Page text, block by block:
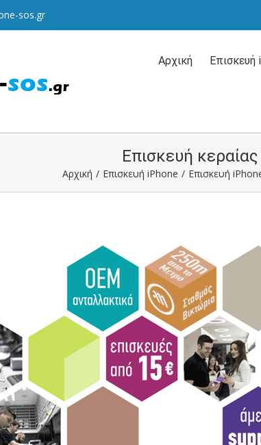
sos.gr
Αναζήτηση
Αρχική Επισκευή
Επισκευή
Αρχική / Επισκευή iPhone / Επισκευή